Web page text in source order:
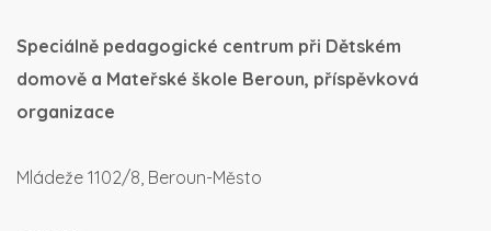
Speciálně pedagogické centrum při Dětském
domově a Mateřské škole Beroun, příspěvková
organizace
Mládeže 1102/8, Beroun-Město